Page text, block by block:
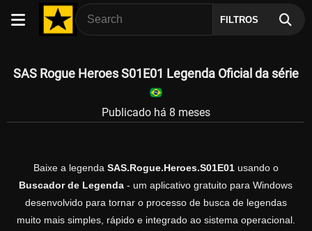
FILTROS
SAS Rogue Heroes S01E01 Legenda Oficial da série
Publicado há 8 meses
Baixe a legenda SAS.Rogue.Heroes.S01E01usando o
Buscador de Legenda - um aplicativo gratuito para Windows
desenvolvido para tornar o processo de busca de legendas
muito mais simples, rápido e integrado ao sistema operacional.